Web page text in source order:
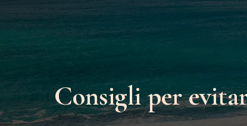
Consigli per